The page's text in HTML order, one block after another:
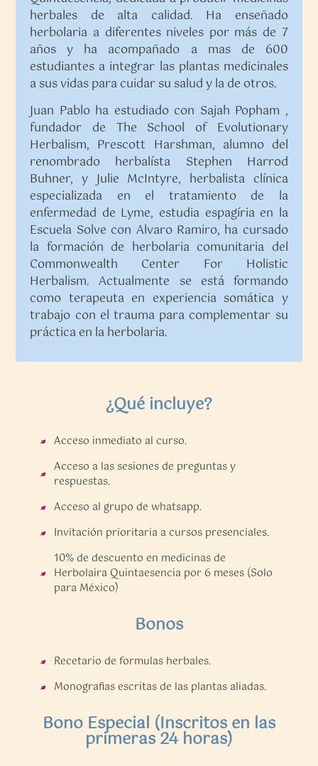
herbales de alta calidad. Ha enseñado
herbolaria a diferentes niveles por más de 7
años y ha acompañado a mas de 600
estudiantes a integrar las plantas medicinales
a sus vidas para cuidar su salud y la de otros.
Juan Pablo ha estudiado con Sajah Popham ,
fundador de The School of Evolutionary
Herbalism, Prescott Harshman, alumno del
renombrado herbalísta Stephen Harrod
Buhner, y Julie McIntyre, herbalista clínica
especializada en el tratamiento de la
enfermedad de Lyme, estudia espagíria en la
Escuela Solve con Alvaro Ramiro, ha cursado
la formación de herbolaria comunitaria del
Commonwealth Center For Holistic
Herbalism. Actualmente se está formando
como terapeuta en experiencia somática y
trabajo con el trauma para complementar su
práctica en la herbolaria.
¿Qué incluye?
Acceso inmediato al curso.
Acceso a las sesiones de preguntas y
respuestas.
Acceso al grupo de whatsapp.
Invitación prioritaria a cursos presenciales.
10% de descuento en medicinas de
Herbolaira Quintaesencia por 6 meses (Solo
para México)
Bonos
Recetario de formulas herbales.
Monografias escritas de las plantas aliadas.
Bono Especial (Inscritos en las
primeras 24 horas)